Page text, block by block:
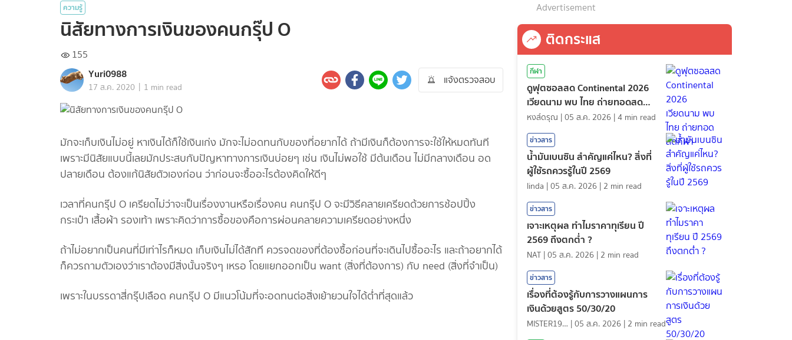
ความรู้
นิสัยทางการเงินของคนกรุ๊ป O
155
Yuri0988
17 ส.ค. 2020 | 1 min read
แจ้งตรวจสอบ
มักจะเก็บเงินไม่อยู่ หาเงินได้ก็ใช้เงินเก่ง มักจะไม่อดทนกับของที่อยากได้ ถ้ามีเงินก็ต้องการจะใช้ให้หมดทันที
เพราะมีนิสัยแบบนี้เลยมักประสบกับปัญหาทางการเงินบ่อยๆ เช่น เงินไม่พอใช้ มีต้นเดือน ไม่มีกลางเดือน อด
ปลายเดือน ต้องแก้นิสัยตัวเองก่อน ว่าก่อนจะซื้ออะไรต้องคิดให้ดีๆ
เวลาที่คนกรุ๊ป O เครียดไม่ว่าจะเป็นเรื่องงานหรือเรื่องคน คนกรุ๊ป O จะมีวิธีคลายเครียดด้วยการช้อปปิ้ง
กระเป๋า เสื้อผ้า รองเท้า เพราะคิดว่าการซื้อของคือการผ่อนคลายความเครียดอย่างหนึ่ง
ถ้าไม่อยากเป็นคนที่มีเท่าไรก็หมด เก็บเงินไม่ได้สักที ควรจดของที่ต้องซื้อก่อนที่จะเดินไปซื้ออะไร และถ้าอยากได้
ก็ควรถามตัวเองว่าเราต้องมีสิ่งนั้นจริงๆ เหรอ โดยแยกออกเป็น want (สิ่งที่ต้องการ) กับ need (สิ่งที่จำเป็น)
เพราะในบรรดาสี่กรุ๊ปเลือด คนกรุ๊ป O มีแนวโน้มที่จะอดทนต่อสิ่งเย้ายวนใจได้ต่ำที่สุดแล้ว
Advertisement
ติดกระแส
กีฬา
ดูฟุตซอลสด Continental 2026
เวียดนาม พบ ไทย ถ่ายทอดสด
กีฬา
หงส์ดรุณ |05 ส.ค. 2026 |4 min read
ข่าวสาร
น้ำมันเบนซิน สำคัญแค่ไหน? สิ่งที่
ผู้ใช้รถควรรู้ในปี 2569
linda |05 ส.ค. 2026 | 2 min read
ข่าวสาร
เจาะเหตุผล ทำไมราคาทุเรียน ปี
2569 ถึงตกต่ำ ?
NAT |05 ส.ค. 2026 | 2 min read
ข่าวสาร
เรื่องที่ต้องรู้กับการวางแผนการ
เงินด้วยสูตร 50/30/20
MISTER1997 |05 ส.ค. 2026 | 2 min read